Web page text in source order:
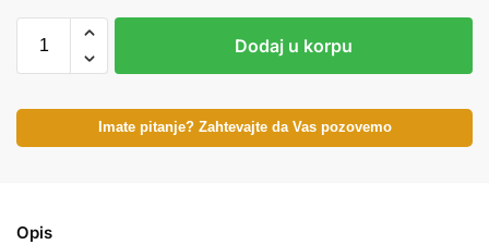
Dodaj u korpu
Imate pitanje? Zahtevajte da Vas pozovemo
Opis